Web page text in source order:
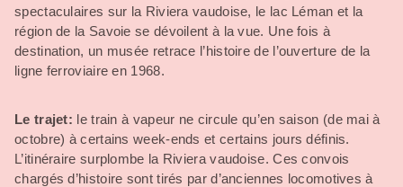
spectaculaires sur la Riviera vaudoise, le lac Léman et la
région de la Savoie se dévoilent à la vue. Une fois à
destination, un musée retrace l’histoire de l’ouverture de la
ligne ferroviaire en 1968.
Le trajet: le train à vapeur ne circule qu’en saison (de mai à
octobre) à certains week-ends et certains jours définis.
L’itinéraire surplombe la Riviera vaudoise. Ces convois
chargés d’histoire sont tirés par d’anciennes locomotives à